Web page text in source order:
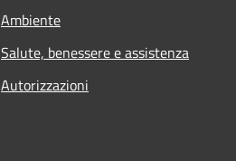
Ambiente
Salute, benessere e assistenza
Autorizzazioni